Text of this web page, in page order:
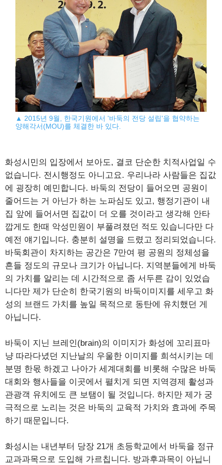
▲ 2015년 9월, 한국기원에서 '바둑의 전당 설립'을 협약하는
양해각서(MOU)를 체결한 바 있다.
화성시민의 입장에서 보아도, 결코 단순한 치적사업일 수
없습니다. 전시행정도 아니고요. 우리나라 사람들은 집값
에 굉장히 예민합니다. 바둑의 전당이 들어오면 공원이
줄어드는 거 아닌가 하는 노파심도 있고, 행정기관이 내
집 앞에 들어서면 집값이 더 오를 것이라고 생각해 안타
깝게도 한때 악성민원이 부풀려졌던 적도 있습니다만 다
예전 얘기입니다. 충분히 설명을 드렸고 정리되었습니다.
바둑회관이 차지하는 공간은 7만여 평 공원의 정체성을
흔들 정도의 규모나 크기가 아닙니다. 지역분들에게 바둑
의 가치를 알리는 데 시간적으로 좀 서두른 감이 있었습
니다만 제가 단순히 한국기원의 바둑이미지를 세우고 화
성의 브랜드 가치를 높일 목적으로 동탄에 유치했던 게
아닙니다.
바둑이 지닌 브레인(brain)의 이미지가 화성에 꼬리표마
냥 따라다녔던 지난날의 우울한 이미지를 희석시키는 데
분명 한몫 하겠고 나아가 세계대회를 비롯해 수많은 바둑
대회와 행사들을 이곳에서 펼치게 되면 지역경제 활성과
관광객 유치에도 큰 보탬이 될 것입니다. 하지만 제가 궁
극적으로 노리는 것은 바둑의 교육적 가치와 효과에 주목
하기 때문입니다.
화성시는 내년부터 당장 21개 초등학교에서 바둑을 정규
교과과목으로 도입해 가르칩니다. 방과후과목이 아닙니